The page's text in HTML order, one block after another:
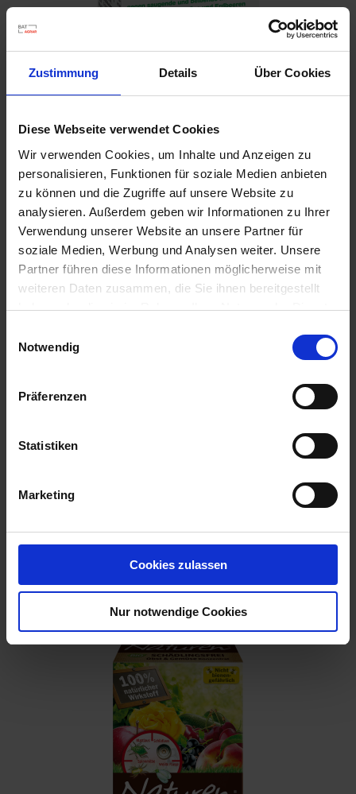
Zustimmung Details Über Cookies
Diese Webseite verwendet Cookies
Wir verwenden Cookies, um Inhalte und Anzeigen zu
personalisieren, Funktionen für soziale Medien anbieten
zu können und die Zugriffe auf unsere Website zu
analysieren. Außerdem geben wir Informationen zu Ihrer
Verwendung unserer Website an unsere Partner für
soziale Medien, Werbung und Analysen weiter. Unsere
Partner führen diese Informationen möglicherweise mit
weiteren Daten zusammen, die Sie ihnen bereitgestellt
haben oder die sie im Rahmen Ihrer Nutzung der Dienste
Notwendig
Präferenzen
Statistiken
Marketing
Cookies zulassen
Nur notwendige Cookies
Bi 58 N 30 ml
Artikel-Nr.: 7001169-01
Terra Preta Bodenverbesserer
Artikel-Nr.: 7000744-D1-cfg
Ähnliche Produkte